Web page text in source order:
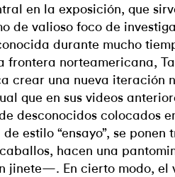
en la exposición, que
de valioso foco de
durante mucho
frontera norteamericana,
crear una nueva iteración
que en sus videos
desconocidos colocados
estilo “ensayo”, se ponen
hacen una
jinete—. En cierto modo, el